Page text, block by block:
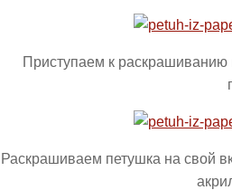
Приступаем к раскрашиванию
Раскрашиваем петушка на свой